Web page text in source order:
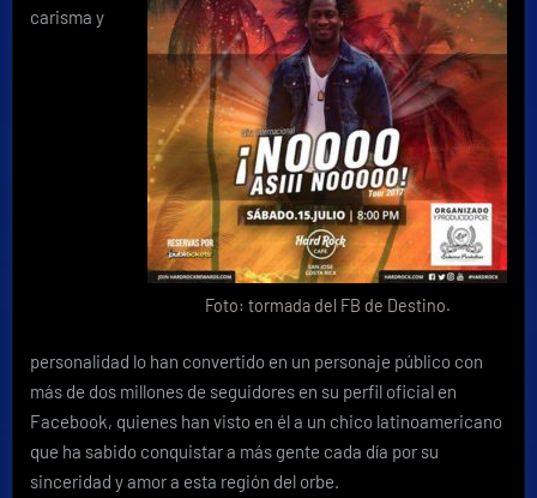
Foto: tormada del FB de Destino.
carisma y
personalidad lo han convertido en un personaje público con
más de dos millones de seguidores en su perfil oficial en
Facebook, quienes han visto en él a un chico latinoamericano
que ha sabido conquistar a más gente cada día por su
sinceridad y amor a esta región del orbe.